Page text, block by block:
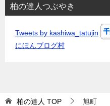
柏の達人つぶやき
Tweets by kashiwa_tatujin
にほんブログ村
柏の達人 TOP 旭町